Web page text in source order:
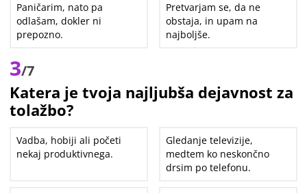
Paničarim, nato pa
odlašam, dokler ni
prepozno.
Pretvarjam se, da ne
obstaja, in upam na
najboljše.
3/7
Katera je tvoja najljubša dejavnost za
tolažbo?
Vadba, hobiji ali početi
nekaj produktivnega.
Gledanje televizije,
medtem ko neskončno
drsim po telefonu.